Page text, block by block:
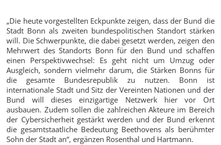
„Die heute vorgestellten Eckpunkte zeigen, dass der Bund die
Stadt Bonn als zweiten bundespolitischen Standort stärken
will. Die Schwerpunkte, die dabei gesetzt werden, zeigen den
Mehrwert des Standorts Bonn für den Bund und schaffen
einen Perspektivwechsel: Es geht nicht um Umzug oder
Ausgleich, sondern vielmehr darum, die Stärken Bonns für
die gesamte Bundesrepublik zu nutzen. Bonn ist
internationale Stadt und Sitz der Vereinten Nationen und der
Bund will dieses einzigartige Netzwerk hier vor Ort
ausbauen. Zudem sollen die zahlreichen Akteure im Bereich
der Cybersicherheit gestärkt werden und der Bund erkennt
die gesamtstaatliche Bedeutung Beethovens als berühmter
Sohn der Stadt an“, ergänzen Rosenthal und Hartmann.